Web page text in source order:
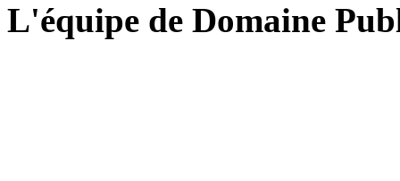
L'équipe de Domaine